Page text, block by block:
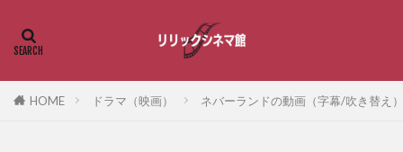
HOME ドラマ（映画） ネバーランドの動画（字幕/吹き替え